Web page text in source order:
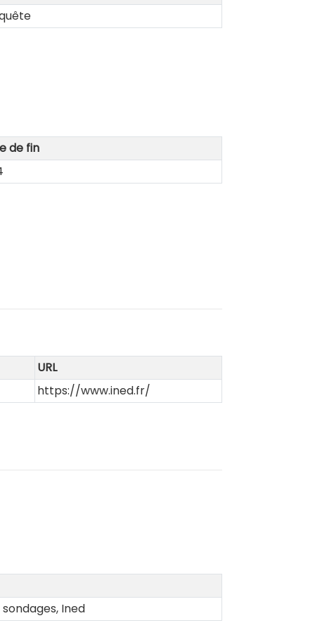
de fin
URL
https://www.ined.fr/
Ined